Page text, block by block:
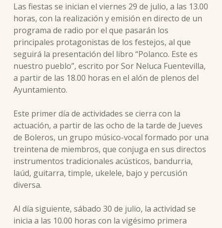
Las fiestas se inician el viernes 29 de julio, a las 13.00
horas, con la realización y emisión en directo de un
programa de radio por el que pasarán los
principales protagonistas de los festejos, al que
seguirá la presentación del libro “Polanco. Este es
nuestro pueblo”, escrito por Sor Neluca Fuentevilla,
a partir de las 18.00 horas en el alón de plenos del
Ayuntamiento.
Este primer día de actividades se cierra con la
actuación, a partir de las ocho de la tarde de Jueves
de Boleros, un grupo músico-vocal formado por una
treintena de miembros, que conjuga en sus directos
instrumentos tradicionales acústicos, bandurria,
laúd, guitarra, timple, ukelele, bajo y percusión
diversa.
Al día siguiente, sábado 30 de julio, la actividad se
inicia a las 10.00 horas con la vigésimo primera